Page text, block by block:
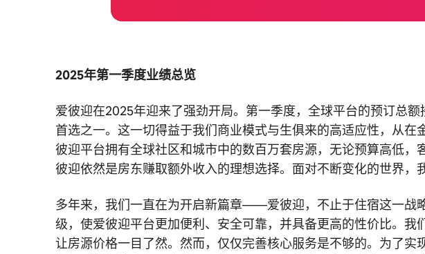
2025年第一季度业绩总览
爱彼迎在2025年迎来了强劲开局。第一季度，全球平台的预订总
首选之一。这一切得益于我们商业模式与生俱来的高适应性，从
彼迎平台拥有全球社区和城市中的数百万套房源，无论预算高低
彼迎依然是房东赚取额外收入的理想选择。面对不断变化的世界，
多年来，我们一直在为开启新篇章——爱彼迎，不止于住宿这一战
级，使爱彼迎平台更加便利、安全可靠，并具备更高的性价比。我
让房源价格一目了然。然而，仅仅完善核心服务是不够的。为了